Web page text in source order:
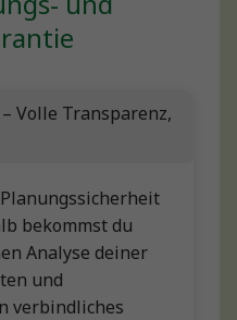
– Volle Transparenz,
bekommst du
Analyse deiner
und
verbindliches